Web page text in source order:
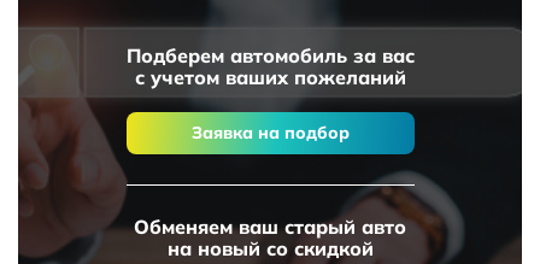
Подберем автомобиль за вас
с учетом ваших пожеланий
Заявка на подбор
Обменяем ваш старый авто
на новый со скидкой